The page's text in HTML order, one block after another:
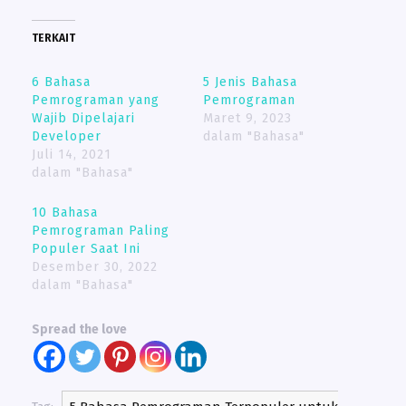
TERKAIT
6 Bahasa
Pemrograman yang
Wajib Dipelajari
Developer
Juli 14, 2021
dalam "Bahasa"
5 Jenis Bahasa
Pemrograman
Maret 9, 2023
dalam "Bahasa"
10 Bahasa
Pemrograman Paling
Populer Saat Ini
Desember 30, 2022
dalam "Bahasa"
Spread the love